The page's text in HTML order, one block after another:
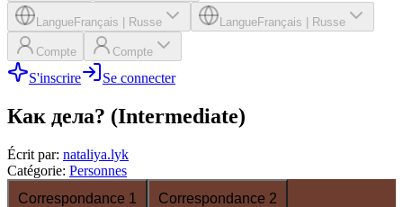
LangueFrançais Russe LangueFrançais Russe
Compte Compte
S'inscrire Se connecter
Как дела? (Intermediate)
Écrit par: nataliya.lyk
Catégorie: Personnes
Correspondance 1
Correspondance 2